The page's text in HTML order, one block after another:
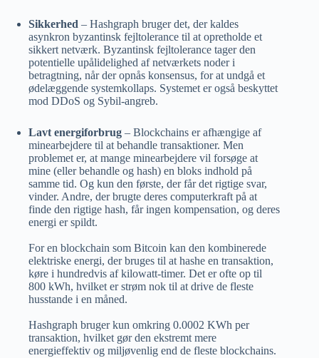
Sikkerhed – Hashgraph bruger det, der kaldes
asynkron byzantinsk fejltolerance til at opretholde et
sikkert netværk. Byzantinsk fejltolerance tager den
potentielle upålidelighed af netværkets noder i
betragtning, når der opnås konsensus, for at undgå et
ødelæggende systemkollaps. Systemet er også beskyttet
mod DDoS og Sybil-angreb.
Lavt energiforbrug – Blockchains er afhængige af
minearbejdere til at behandle transaktioner. Men
problemet er, at mange minearbejdere vil forsøge at
mine (eller behandle og hash) en bloks indhold på
samme tid. Og kun den første, der får det rigtige svar,
vinder. Andre, der brugte deres computerkraft på at
finde den rigtige hash, får ingen kompensation, og deres
energi er spildt.
For en blockchain som Bitcoin kan den kombinerede
elektriske energi, der bruges til at hashe en transaktion,
køre i hundredvis af kilowatt-timer. Det er ofte op til
800 kWh, hvilket er strøm nok til at drive de fleste
husstande i en måned.
Hashgraph bruger kun omkring 0.0002 KWh per
transaktion, hvilket gør den ekstremt mere
energieffektiv og miljøvenlig end de fleste blockchains.